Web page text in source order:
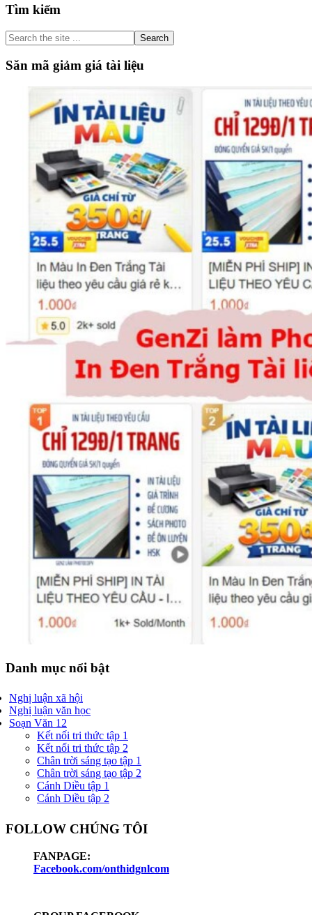
Primary
Sidebar
Tìm kiếm
Search
the
site
...
Săn mã giảm giá tài liệu
Danh mục nổi bật
Nghị luận xã hội
Nghị luận văn học
Soạn Văn 12
Kết nối tri thức tập 1
Kết nối tri thức tập 2
Chân trời sáng tạo tập 1
Chân trời sáng tạo tập 2
Cánh Diều tập 1
Cánh Diều tập 2
FOLLOW CHÚNG TÔI
FANPAGE:
Facebook.com/onthidgnlcom